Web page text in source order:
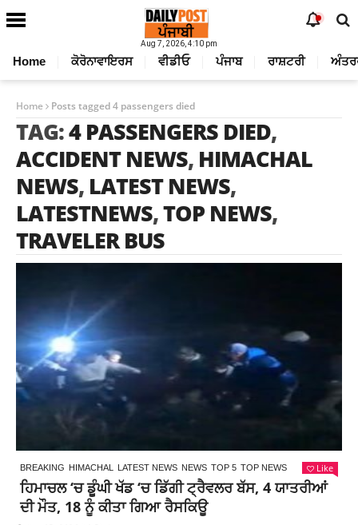
Aug 7, 2026, 4:10 pm
Home ਕੋਰੋਨਾਵਾਇਰਸ ਵੀਡੀਓ ਪੰਜਾਬ ਰਾਸ਼ਟਰੀ
Home Posts tagged 4 passengers died
TAG:4 PASSENGERS DIED,
ACCIDENT NEWS, HIMACHAL
NEWS, LATEST NEWS,
LATESTNEWS,TOP NEWS,
TRAVELER BUS
BREAKING HIMACHAL LATEST NEWS NEWS TOP 5 TOP NEWS Like
ਹਿਮਾਚਲ ‘ਚ ਡੂੰਘੀ ਖੱਡ ‘ਚ ਡਿੱਗੀ ਟ੍ਰੈਵਲਰ ਬੱਸ, 4 ਯਾਤਰੀਆਂ
ਦੀ ਮੌਤ, 18 ਨੂੰ ਕੀਤਾ ਗਿਆ ਰੈਸਕਿਊ